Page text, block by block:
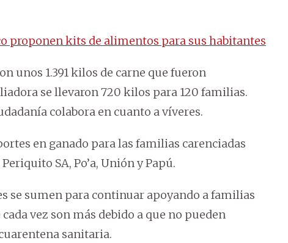
proponen kits de alimentos para sus habitantes
unos 1.391 kilos de carne que fueron
se llevaron 720 kilos para 120 familias.
colabora en cuanto a víveres.
en ganado para las familias carenciadas
SA, Po’a, Unión y Papú.
se sumen para continuar apoyando a familias
vez son más debido a que no pueden
sanitaria.